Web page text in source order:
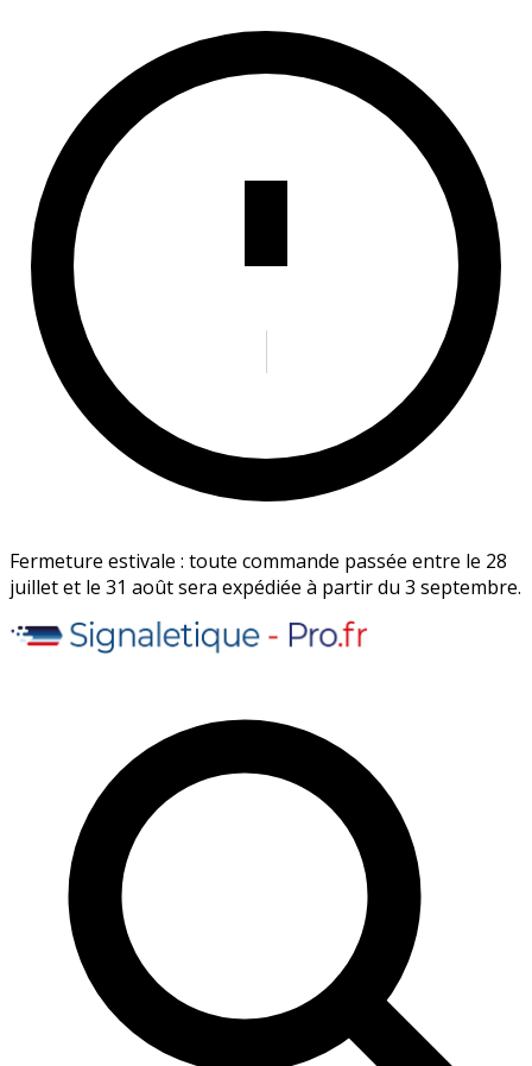
Fermeture estivale : toute commande passée entre le 28
juillet et le 31 août sera expédiée à partir du 3 septembre.